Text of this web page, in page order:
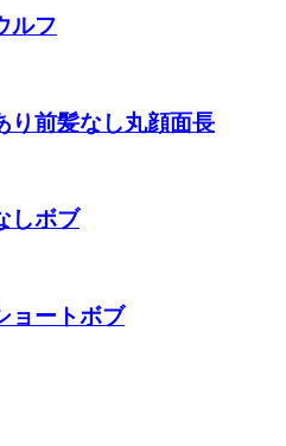
ルフ
り前髪なし丸顔面長
しボブ
ョートボブ